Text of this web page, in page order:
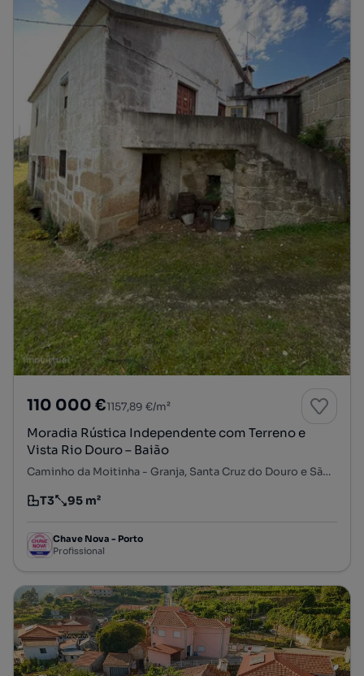
110 000 €1157,89 €/m²
Moradia Rústica Independente com Terreno e
Vista Rio Douro – Baião
Caminho da Moitinha - Granja, Santa Cruz do Douro e São Tomé de Covelas, Baião, Porto
Tipologia
T3
Preço por metro quadrado
95 m²
Chave Nova - Porto
Profissional